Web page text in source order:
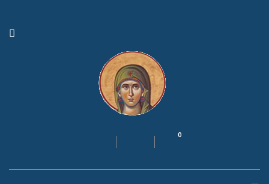
0